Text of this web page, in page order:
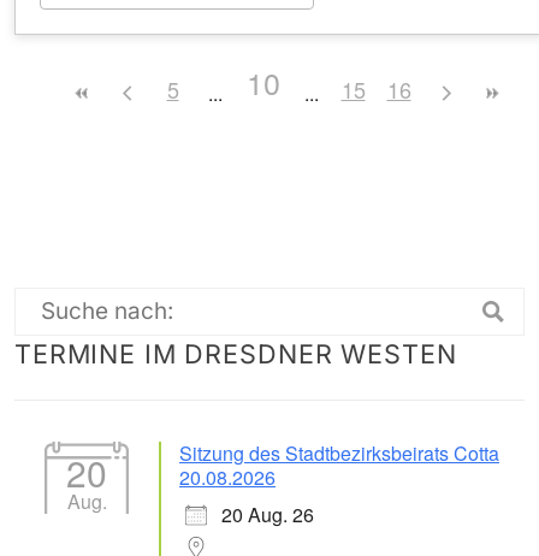
5 10 15 16
Suche
nach:
TERMINE IM DRESDNER WESTEN
20
Aug.
Sitzung des Stadtbezirksbeirats Cotta
20.08.2026
20 Aug. 26